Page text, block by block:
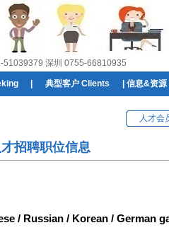
深圳 0755-66810935
典型客户 Clients 信息&资
人才会
招聘职位信息
/ Russian / Korean / German